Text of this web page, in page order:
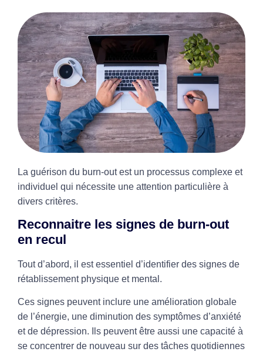
La guérison du burn-out est un processus complexe et
individuel qui nécessite une attention particulière à
divers critères.
Reconnaitre les signes de burn-out
en recul
Tout d’abord, il est essentiel d’identifier des signes de
rétablissement physique et mental.
Ces signes peuvent inclure une amélioration globale
de l’énergie, une diminution des symptômes d’anxiété
et de dépression. Ils peuvent être aussi une capacité à
se concentrer de nouveau sur des tâches quotidiennes